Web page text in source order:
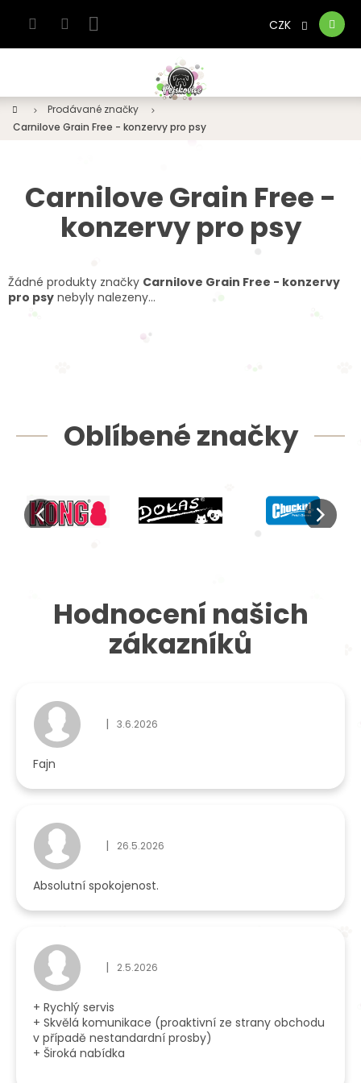
Nákupní
košík
CZK
DomůProdávané značky
Carnilove Grain Free - konzervy pro psy
Carnilove Grain Free -
konzervy pro psy
Žádné produkty značky Carnilove Grain Free - konzervy
pro psy nebyly nalezeny...
Oblíbené značky
Hodnocení našich
zákazníků
Hodnocení obchodu je 5 z 5 hvězdiček.
| 3.6.2026
Fajn
Hodnocení obchodu je 5 z 5 hvězdiček.
| 26.5.2026
Absolutní spokojenost.
Hodnocení obchodu je 5 z 5 hvězdiček.
| 2.5.2026
+ Rychlý servis
+ Skvělá komunikace (proaktivní ze strany obchodu
v případě nestandardní prosby)
+ Široká nabídka